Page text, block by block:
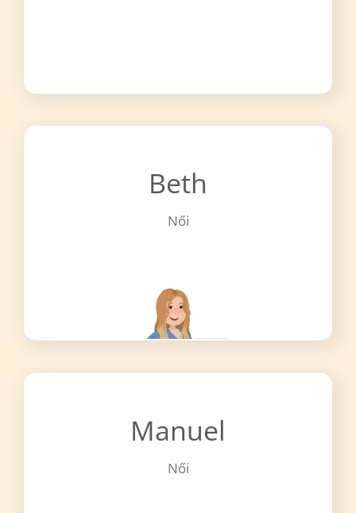
Beth
Női
Beth
Manuel
Női